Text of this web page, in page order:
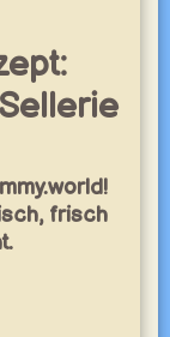
frisch